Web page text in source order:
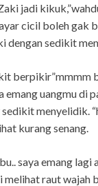
jadi
cicil boleh gak
dengan sedikit
berpikir”mmmm
emang uangmu di
menyelidik.
kurang senang.
saya emang lagi
raut wajah